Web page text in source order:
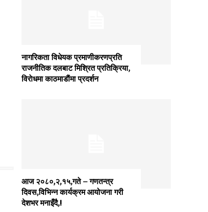
नागरिकता विधेयक प्रमाणीकरणप्रति
राजनीतिक दलबाट मिश्रित प्रतिक्रिया,
विराेधमा काठमाडाैंमा प्रदर्शन
आज २०८०,२,१५,गते – गणतन्त्र
दिवस,विभिन्न कार्यक्रम आयोजना गरी
देशभर मनाइँदै,!